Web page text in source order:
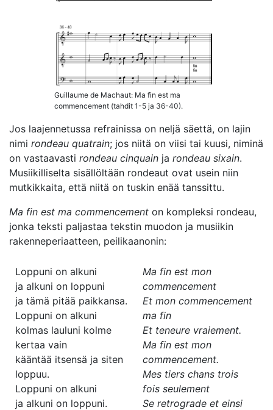
Guillaume de Machaut: Ma fin est ma
commencement (tahdit 1-5 ja 36-40).
Jos laajennetussa refrainissa on neljä säettä, on lajin
nimi rondeau quatrain; jos niitä on viisi tai kuusi, niminä
on vastaavasti rondeau cinquain ja rondeau sixain.
Musiikilliselta sisällöltään rondeaut ovat usein niin
mutkikkaita, että niitä on tuskin enää tanssittu.
Ma fin est ma commencement on kompleksi rondeau,
jonka teksti paljastaa tekstin muodon ja musiikin
rakenneperiaatteen, peilikaanonin:
Loppuni on alkuni
ja alkuni on loppuni
ja tämä pitää paikkansa.
Loppuni on alkuni
kolmas lauluni kolme
kertaa vain
kääntää itsensä ja siten
loppuu.
Loppuni on alkuni
ja alkuni on loppuni.
Ma fin est mon
commencement
Et mon commencement
ma fin
Et teneure vraiement.
Ma fin est mon
commencement.
Mes tiers chans trois
fois seulement
Se retrograde et einsi